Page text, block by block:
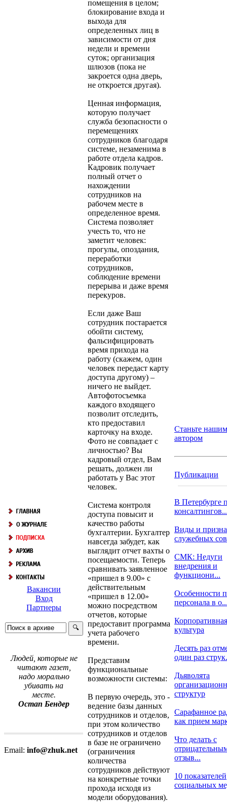
Вакансии
Вход
Партнеры
Людей, которые не
читают газет,
надо морально
убивать на
месте.
Остап Бендер
Email: info@zhuk.net
помещения в целом;
блокирование входа и
выхода для
определенных лиц в
зависимости от дня
недели и времени
суток; организация
шлюзов (пока не
закроется одна дверь,
не откроется другая).
Ценная информация,
которую получает
служба безопасности о
перемещениях
сотрудников благодаря
системе, незаменима в
работе отдела кадров.
Кадровик получает
полный отчет о
нахождении
сотрудников на
рабочем месте в
определенное время.
Система позволяет
учесть то, что не
заметит человек:
прогулы, опоздания,
переработки
сотрудников,
соблюдение времени
перерыва и даже время
перекуров.
Если даже Ваш
сотрудник постарается
обойти систему,
фальсифицировать
время прихода на
работу (скажем, один
человек передаст карту
доступа другому) –
ничего не выйдет.
Автофотосъемка
каждого входящего
позволит отследить,
кто предоставил
карточку на входе.
Фото не совпадает с
личностью? Вы
кадровый отдел, Вам
решать, должен ли
работать у Вас этот
человек.
Система контроля
доступа повысит и
качество работы
бухгалтерии. Бухгалтер
навсегда забудет, как
выглядит отчет вахты о
посещаемости. Теперь
сравнивать заявленное
«пришел в 9.00» с
действительным
«пришел в 12.00»
можно посредством
отчетов, которые
предоставит программа
учета рабочего
времени.
Представим
функциональные
возможности системы:
В первую очередь, это -
ведение базы данных
сотрудников и отделов,
при этом количество
сотрудников и отделов
в базе не ограничено
(ограничения
количества
сотрудников действуют
на конкретные точки
прохода исходя из
модели оборудования).
Станьте нашим
автором
Публикации
В Петербурге
Виды и
служебных
СМК: Недуги
внедрения и
функциони...
Особенности
персонала в
Корпоративная
культура
Десять раз
один раз
Дьяволята
структур
Сарафанное
как прием
Что делать с
отзыв...
10 показателей
социальных